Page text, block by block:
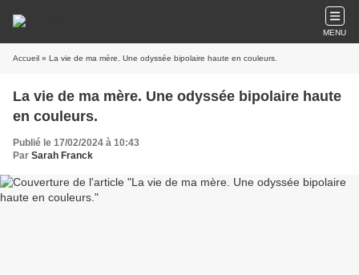
MENU
Accueil » La vie de ma mère. Une odyssée bipolaire haute en couleurs.
La vie de ma mère. Une odyssée bipolaire haute
en couleurs.
Publié le 17/02/2024 à 10:43
Par Sarah Franck